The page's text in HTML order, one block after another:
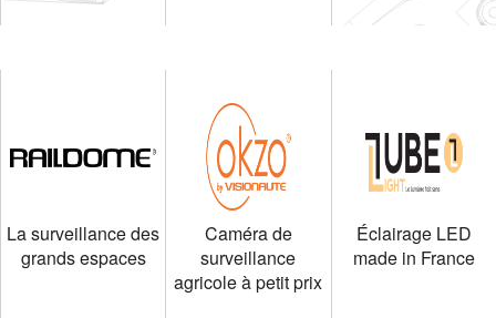
La surveillance des
grands espaces
Caméra de
surveillance
agricole à petit prix
Éclairage LED
made in France